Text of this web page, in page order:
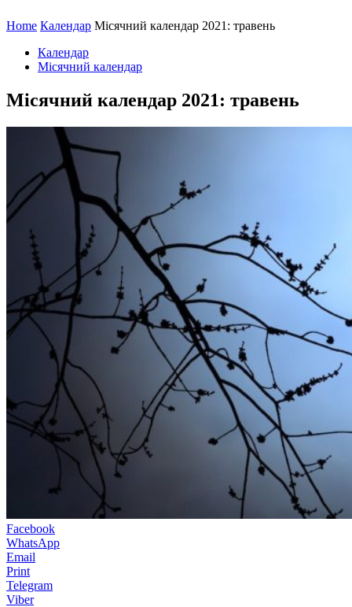
Home Календар Місячний календар 2021: травень
Календар
Місячний календар
Місячний календар 2021: травень
Facebook
WhatsApp
Email
Print
Telegram
Viber